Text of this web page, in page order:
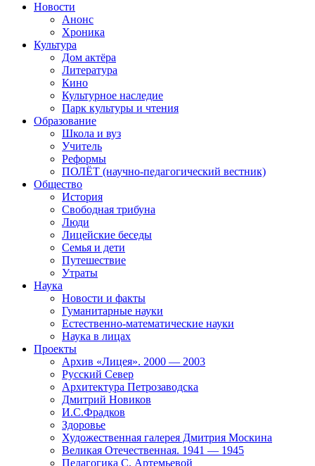
Новости
Анонс
Хроника
Культура
Дом актёра
Литература
Кино
Культурное наследие
Парк культуры и чтения
Образование
Школа и вуз
Учитель
Реформы
ПОЛЁТ (научно-педагогический вестник)
Общество
История
Свободная трибуна
Люди
Лицейские беседы
Семья и дети
Путешествие
Утраты
Наука
Новости и факты
Гуманитарные науки
Естественно-математические науки
Наука в лицах
Проекты
Архив «Лицея». 2000 — 2003
Русский Север
Архитектура Петрозаводска
Дмитрий Новиков
И.С.Фрадков
Здоровье
Художественная галерея Дмитрия Москина
Великая Отечественная. 1941 — 1945
Педагогика С. Артемьевой